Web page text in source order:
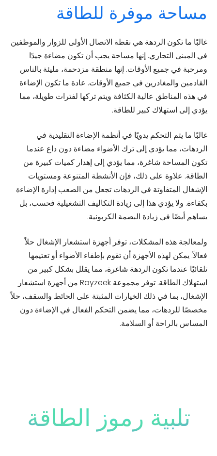
مساحة موفرة للطاقة
غالبًا ما تكون الردهة هي نقطة الاتصال الأولى للزوار والموظفين
في المبنى التجاري. إنها مساحة يجب أن تكون مضاءة جيدًا
ومرحبة في جميع الأوقات. إنها منطقة مزدحمة، مليئة بالناس
القادمين والمغادرين في جميع الأوقات. عادة ما تكون الإضاءة
في هذه المناطق عالية الكثافة ويتم تركها لفترات طويلة، مما
يؤدي إلى استهلاك كبير للطاقة.
غالبًا ما يتم التحكم يدويًا في أنظمة الإضاءة التقليدية في
الردهات، مما يؤدي إلى ترك الأضواء مضاءة دون داع عندما
تكون المساحة شاغرة، مما يؤدي إلى إهدار كميات كبيرة من
الطاقة. علاوة على ذلك، فإن الأنشطة المتنوعة ومستويات
الإشغال المتفاوتة في الردهات تجعل من الصعب إدارة الإضاءة
بكفاءة. ولا يؤدي هذا إلى زيادة التكاليف التشغيلية فحسب، بل
يساهم أيضًا في زيادة البصمة الكربونية.
ولمعالجة هذه المشكلات، توفر أجهزة استشعار الإشغال حلاً
فعالاً. يمكن لهذه الأجهزة أن تقوم بإطفاء الأضواء أو تعتيمها
تلقائيًا عندما تكون الردهة شاغرة، مما يقلل بشكل كبير من
استهلاك الطاقة. توفر مجموعة Rayzeek من أجهزة استشعار
الإشغال، بما في ذلك الخيارات المثبتة على الحائط والسقف، حلاً
مخصصًا للردهات، مما يضمن التحكم الفعال في الإضاءة دون
المساس بالراحة أو السلامة.
تلبية رموز الطاقة